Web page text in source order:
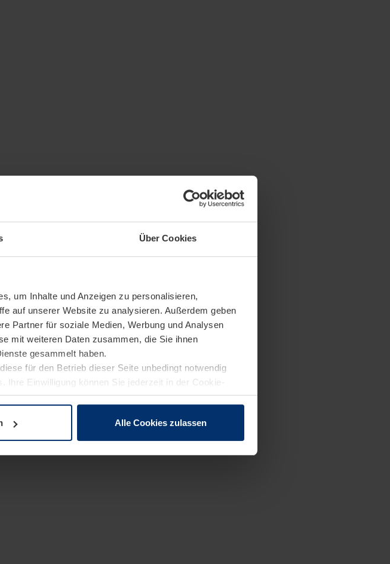
Über Cookies
um Inhalte und Anzeigen zu personalisieren,
auf unserer Website zu analysieren. Außerdem geben
Partner für soziale Medien, Werbung und Analysen
mit weiteren Daten zusammen, die Sie ihnen
gesammelt haben.
für den Betrieb dieser Seite unbedingt notwendig
Einwilligung können Sie jederzeit in der Cookie-
ändern oder widerrufen.
Alle Cookies zulassen